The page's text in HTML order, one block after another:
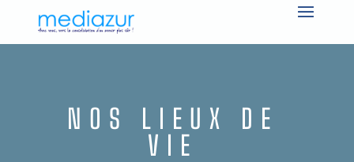
NOS LIEUX DE
VIE